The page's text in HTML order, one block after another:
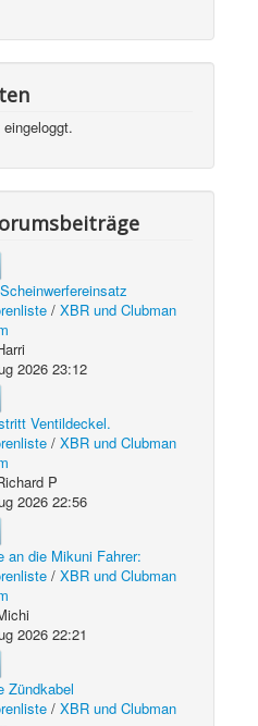
/XBR und Clubman
2026 23:12
Ventildeckel.
/XBR und Clubman
P
2026 22:56
an die Mikuni Fahrer:
/XBR und Clubman
2026 22:21
Zündkabel
/XBR und Clubman